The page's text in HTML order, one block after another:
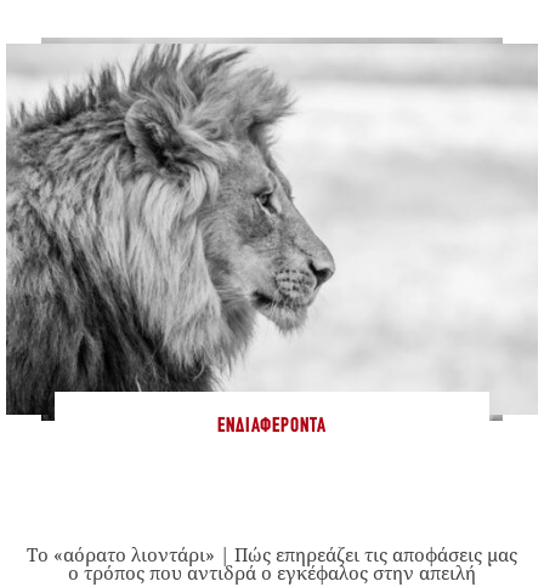
ΕΝΔΙΑΦΈΡΟΝΤΑ
Το «αόρατο λιοντάρι» | Πώς επηρεάζει τις αποφάσεις μας
ο τρόπος που αντιδρά ο εγκέφαλος στην απειλή